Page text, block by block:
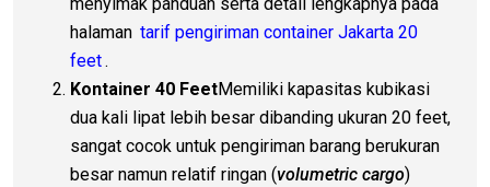
menyimak panduan serta detail lengkapnya pada
halaman tarif pengiriman container Jakarta 20
feet.
Kontainer 40 FeetMemiliki kapasitas kubikasi
dua kali lipat lebih besar dibanding ukuran 20 feet,
sangat cocok untuk pengiriman barang berukuran
besar namun relatif ringan (volumetric cargo)